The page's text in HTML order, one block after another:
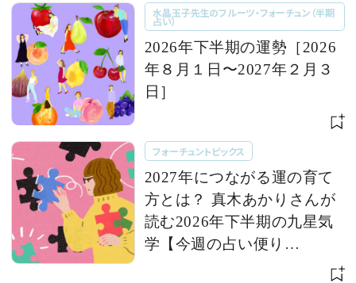
水晶玉子先生のフルーツ・フォーチュン（半期
占い）
2026年下半期の運勢［2026
年８月１日〜2027年２月３
日］
フォーチュントピックス
2027年につながる運の育て
方とは？ 真木あかりさんが
読む2026年下半期の九星気
学【今週の占い便り